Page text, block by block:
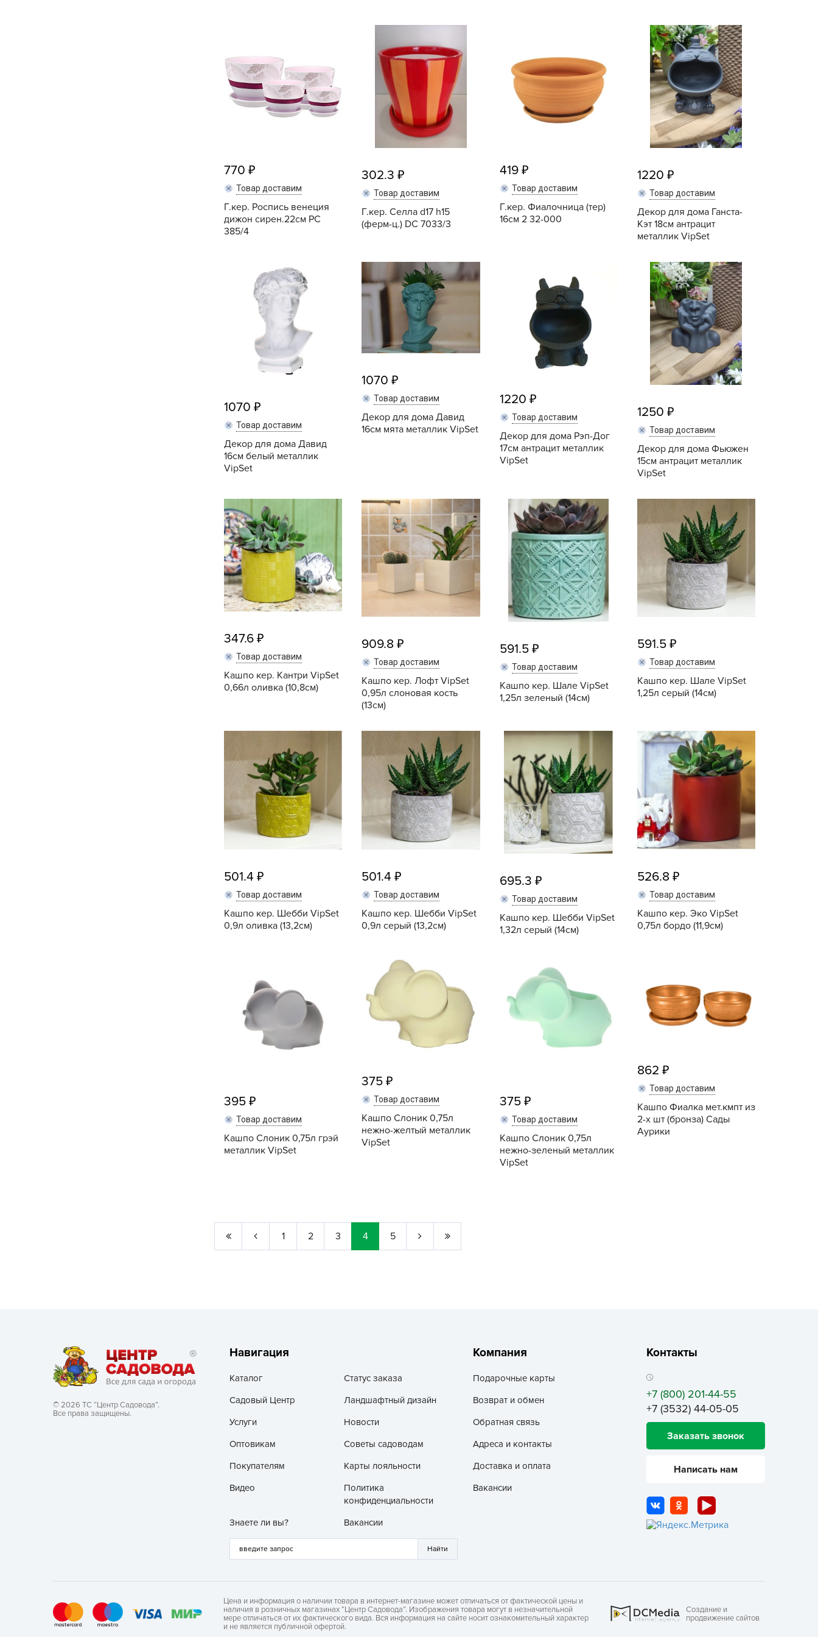
Bona Forte
Dacha Group
Dr.Klaus
Expert Garden
Grass
Green Boom
Grinda
Lechuza
List'OK
MAROLEX
Nika
Palisad
Robin Green
Rubit
TORNADICA
TUT BIO
Uniel
VALBRENTA CHEMICALS
Zarit
АБТ Групп
Агробалт
АгроСпан
АГРОУСПЕХ
Агрофирма Аэлита
АГРОЭЛИТА
АЭЛИТА
Аяском
байкал
Банные штучки
БашИнком
Биокомплекс
БиоМастер.
БИОТЕХНОЛОГИИ
БИОТЕХСОЮЗ
Буйские удобрения
Ваше хозяйство ВХ
Великий воин
Гарант
ГЕРА
ДАР СВЕТА
Дача Time
ДАЧА ПЛЮС
Зеленая Аптека Садовода
Злобный Тэд
Избавитель
МосАгро
770
Товар доставим
Г.кер. Роспись венеция
дижон сирен.22см РС
385/4
302.3
Товар доставим
Г.кер. Селла d17 h15
(ферм-ц.) DC 7033/3
Купить
419
Товар доставим
Г.кер. Фиалочница (тер)
16см 2 32-000
1220
Товар доставим
Декор для дома Ганста-
Кэт 18см антрацит
металлик VipSet
Купить
1070
Товар доставим
Декор для дома Давид
16см белый металлик
VipSet
Купить
1070
Товар доставим
Декор для дома Давид
16см мята металлик VipSet
Купить
1220
Товар доставим
Декор для дома Рэп-Дог
17см антрацит металлик
VipSet
Купить
1250
Товар доставим
Декор для дома Фьюжен
15см антрацит металлик
VipSet
Купить
347.6
Товар доставим
Кашпо кер. Кантри VipSet
0,66л оливка (10,8см)
Купить
909.8
Товар доставим
Кашпо кер. Лофт VipSet
0,95л слоновая кость
(13см)
Купить
591.5
Товар доставим
Кашпо кер. Шале VipSet
1,25л зеленый (14см)
Купить
591.5
Товар доставим
Кашпо кер. Шале VipSet
1,25л серый (14см)
Купить
501.4
Товар доставим
Кашпо кер. Шебби VipSet
0,9л оливка (13,2см)
501.4
Товар доставим
Кашпо кер. Шебби VipSet
0,9л серый (13,2см)
695.3
Товар доставим
Кашпо кер. Шебби VipSet
1,32л серый (14см)
526.8
Товар доставим
Кашпо кер. Эко VipSet
0,75л бордо (11,9см)
395
Товар доставим
Кашпо Слоник 0,75л грэй
металлик VipSet
375
Товар доставим
Кашпо Слоник 0,75л
нежно-желтый металлик
VipSet
375
Товар доставим
Кашпо Слоник 0,75л
нежно-зеленый металлик
VipSet
862
Товар доставим
Кашпо Фиалка мет.кмпт из
2-х шт (бронза) Сады
Аурики
1 2 3 4 5
© 2026 ТС “Центр Садовода”.
Все права защищены.
Навигация
Каталог
Статус заказа
Садовый Центр
Ландшафтный дизайн
Услуги
Новости
Оптовикам
Советы садоводам
Покупателям
Карты лояльности
Видео
Политика
конфиденциальности
Знаете ли вы?
Вакансии
Компания
Подарочные карты
Возврат и обмен
Обратная связь
Адреса и контакты
Доставка и оплата
Вакансии
Контакты
+7 (800) 201-44-55
+7 (3532) 44-05-05
Заказать звонок
Написать нам
Цена и информация о наличии товара в интернет-магазине может отличаться от фактической цены и
наличия в розничных магазинах “Центр Садовода”. Изображения товара могут в незначительной
мере отличаться от их фактического вида. Вся информация на сайте носит ознакомительный характер
и не является публичной офертой.
Создание и
продвижение сайтов